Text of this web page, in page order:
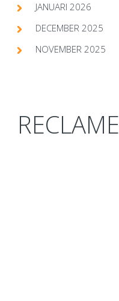
JANUARI 2026
DECEMBER 2025
NOVEMBER 2025
RECLAME